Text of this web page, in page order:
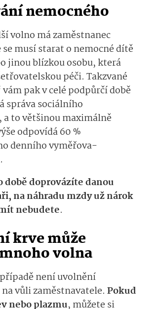
nemocného
volno má zaměstnanec
musí starat o nemocné dítě
jinou blízkou osobu, která
péči. Takzvané
pak v celé podpůrčí době
správa sociálního
, a tovětšinou maximálně
odpovídá 60%
den­níhovyměřova­
době doprovázíte danou
na náhradu mzdy už nárok
nebudete.
krvemůže
volna
není uvolnění
na vůli zaměstnavatele. Pokud
nebo plazmu, můžete si